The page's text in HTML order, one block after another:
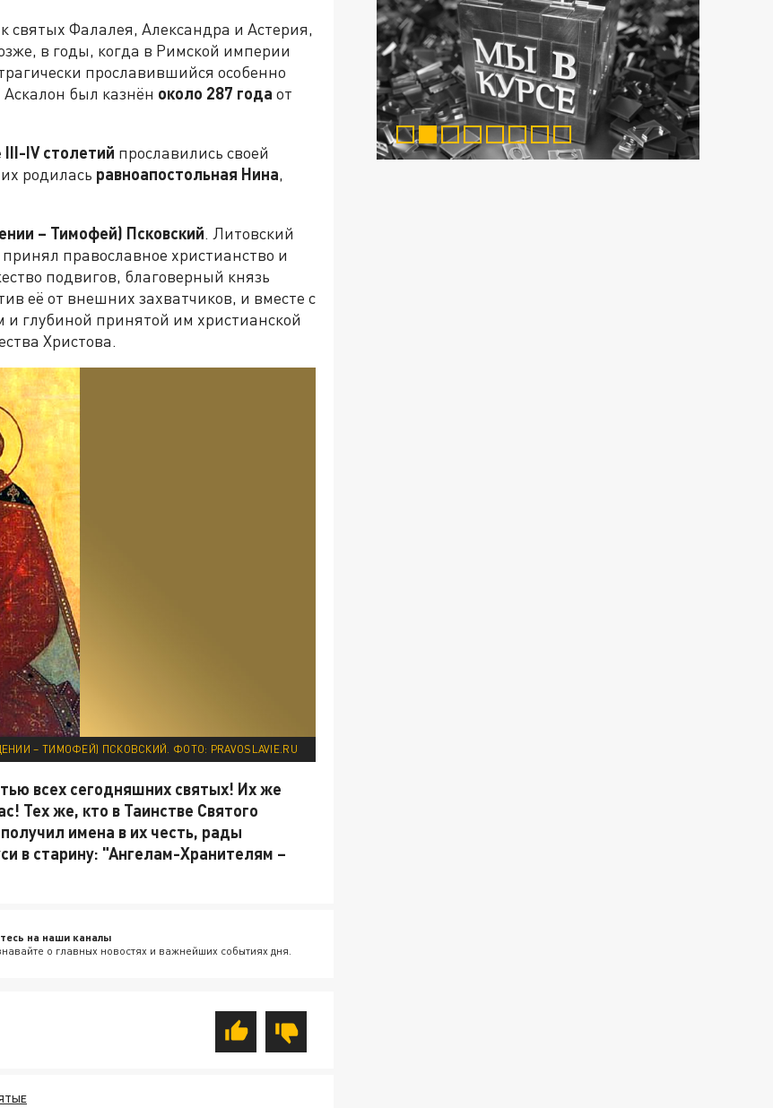
святых Фалалея, Александра и Астерия,
в годы, когда в Римской империи
прославившийся особенно
был казнён около 287 года от
III-IVстолетий прославились своей
родилась равноапостольная Нина,
– Тимофей) Псковский. Литовский
православное христианство и
подвигов, благоверный князь
её от внешних захватчиков, и вместе с
и глубиной принятой им христианской
Христова.
– ТИМОФЕЙ) ПСКОВСКИЙ. ФОТО: PRAVOSLAVIE.RU
всех сегодняшних святых! Их же
Тех же, кто в Таинстве Святого
имена в их честь, рады
в старину: "Ангелам-Хранителям –
на наши каналы
о главных новостях и важнейших событиях дня.